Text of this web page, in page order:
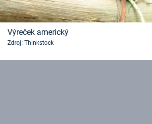
Výreček americký
Zdroj: Thinkstock